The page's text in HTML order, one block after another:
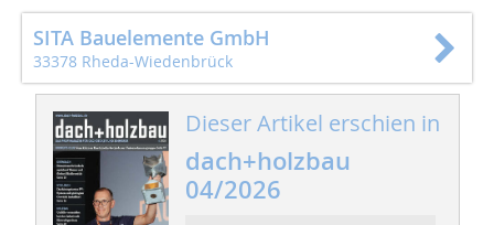
SITA Bauelemente GmbH
33378 Rheda-Wiedenbrück
Dieser Artikel erschien in
dach+holzbau
04/2026